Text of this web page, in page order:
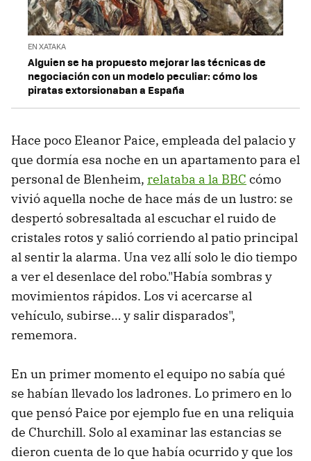
EN XATAKA
Alguien se ha propuesto mejorar las técnicas de
negociación con un modelo peculiar: cómo los
piratas extorsionaban a España
Hace poco Eleanor Paice, empleada del palacio y
que dormía esa noche en un apartamento para el
personal de Blenheim, relataba a la BBC cómo
vivió aquella noche de hace más de un lustro: se
despertó sobresaltada al escuchar el ruido de
cristales rotos y salió corriendo al patio principal
al sentir la alarma. Una vez allí solo le dio tiempo
a ver el desenlace del robo."Había sombras y
movimientos rápidos. Los vi acercarse al
vehículo, subirse… y salir disparados",
rememora.
En un primer momento el equipo no sabía qué
se habían llevado los ladrones. Lo primero en lo
que pensó Paice por ejemplo fue en una reliquia
de Churchill. Solo al examinar las estancias se
dieron cuenta de lo que había ocurrido y que los